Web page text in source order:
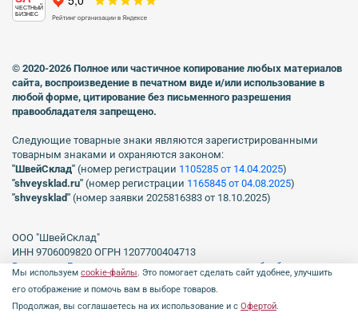
ЧЕСТНЫЙ
БИЗНЕС
© 2020-2026 Полное или частичное копирование любых материалов
сайта, воспроизведение в печатном виде и/или использование в
любой форме, цитирование без письменного разрешения
правообладателя запрещено.
Следующие товарные знаки являются зарегистрированными
товарным знаками и охраняются законом:
"ШвейСклад" (номер регистрации 1105285 от 14.04.2025)
"shveуsklad.ru" (номер регистрации 1165845 от 04.08.2025)
"shveysklad" (номер заявки 2025816383 от 18.10.2025)
ООО "ШвейСклад"
ИНН 9706009820 ОГРН 1207700404713
Включен в Реестр операторов, осуществляющих обработку
персональных данных Роскомнадзора рег. № 77-23-150255, Приказ
№231 от 16.06.2023.
Мы используем cookie-файлы. Это помогает сделать сайт удобнее, улучшить
его отображение и помочь вам в выборе товаров.
Продолжая, вы соглашаетесь на их использование и с Офертой.